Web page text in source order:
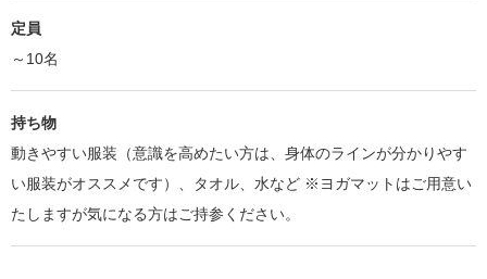
定員
～10名
持ち物
動きやすい服装（意識を高めたい方は、身体のラインが分かりやす
い服装がオススメです）、タオル、水など ※ヨガマットはご用意い
たしますが気になる方はご持参ください。